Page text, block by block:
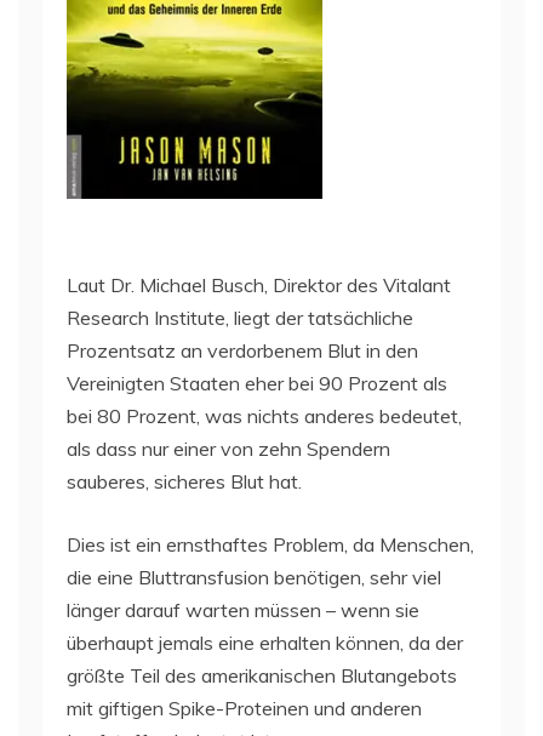
Laut Dr. Michael Busch, Direktor des Vitalant
Research Institute, liegt der tatsächliche
Prozentsatz an verdorbenem Blut in den
Vereinigten Staaten eher bei 90 Prozent als
bei 80 Prozent, was nichts anderes bedeutet,
als dass nur einer von zehn Spendern
sauberes, sicheres Blut hat.
Dies ist ein ernsthaftes Problem, da Menschen,
die eine Bluttransfusion benötigen, sehr viel
länger darauf warten müssen – wenn sie
überhaupt jemals eine erhalten können, da der
größte Teil des amerikanischen Blutangebots
mit giftigen Spike-Proteinen und anderen